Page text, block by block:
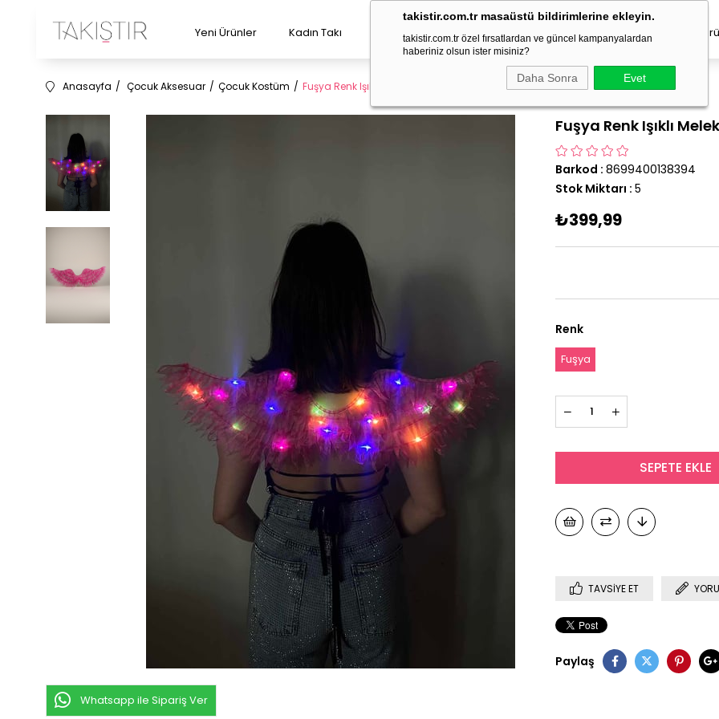
takistir.com.tr masaüstü bildirimlerine ekleyin.
takistir.com.tr özel fırsatlardan ve güncel kampanyalardan
haberiniz olsun ister misiniz?
Daha Sonra Evet
Yeni Ürünler Kadın Takı Erkek Takı Çocuk Aksesuar Geçici Dövme Saç
Anasayfa Çocuk Aksesuar Çocuk Kostüm Fuşya Renk Işıklı Melek Kanadı
Whatsapp ile Sipariş Ver
Fuşya Renk Işıklı
Barkod : 8699400138394
Stok Miktarı : 5
₺399,99
Renk
Fuşya
TAVSIYE ET
Paylaş